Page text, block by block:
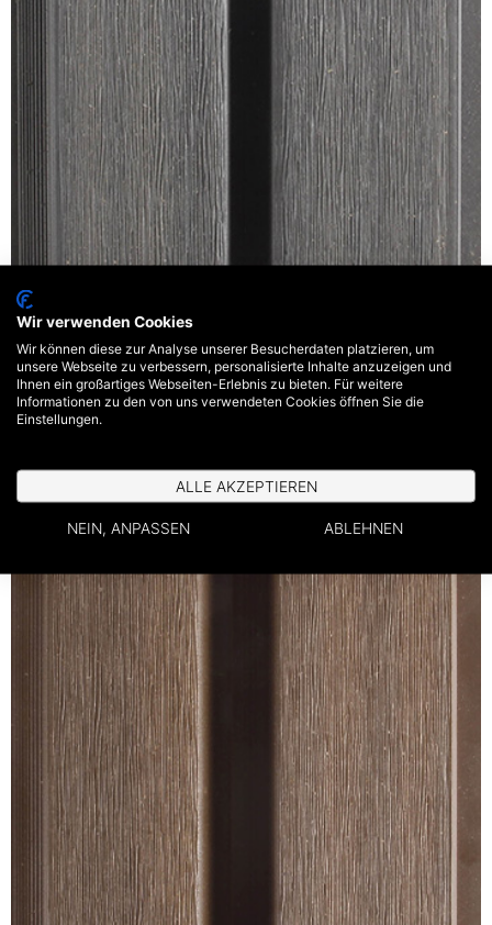
Wir verwenden Cookies
Wir können diese zur Analyse unserer Besucherdaten platzieren, um
unsere Webseite zu verbessern, personalisierte Inhalte anzuzeigen und
Ihnen ein großartiges Webseiten-Erlebnis zu bieten. Für weitere
Informationen zu den von uns verwendeten Cookies öffnen Sie die
Einstellungen.
ALLE AKZEPTIEREN
NEIN, ANPASSEN ABLEHNEN